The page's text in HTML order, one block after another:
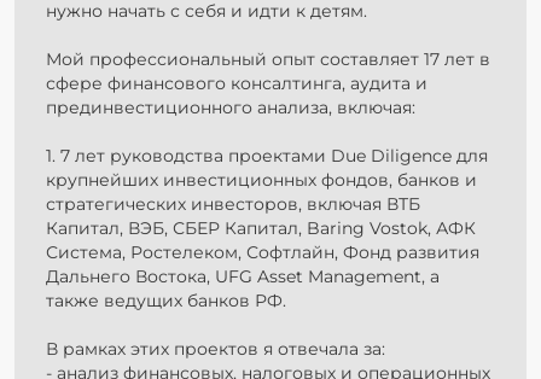
нужно начать с себя и идти к детям.
Мой профессиональный опыт составляет 17 лет в
сфере финансового консалтинга, аудита и
прединвестиционного анализа, включая:
1. 7 лет руководства проектами Due Diligence для
крупнейших инвестиционных фондов, банков и
стратегических инвесторов, включая ВТБ
Капитал, ВЭБ, СБЕР Капитал, Baring Vostok, АФК
Система, Ростелеком, Софтлайн, Фонд развития
Дальнего Востока, UFG Asset Management, а
также ведущих банков РФ.
В рамках этих проектов я отвечала за:
- анализ финансовых, налоговых и операционных